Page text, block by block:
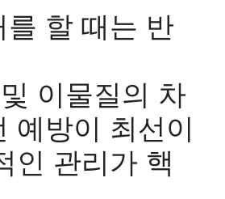
를 할 때는 반
이물질의 차
예방이 최선이
인 관리가 핵